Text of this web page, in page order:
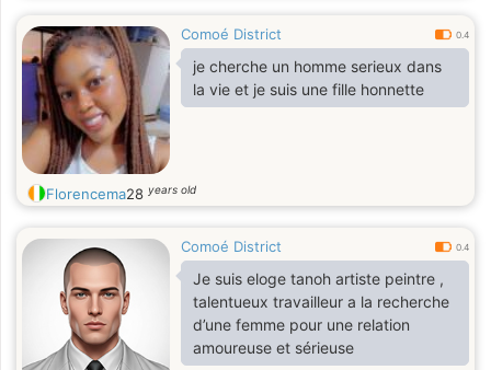
Comoé District 0.4
je cherche un homme serieux dans
la vie et je suis une fille honnette
Florencema28 years old
Comoé District 0.4
Je suis eloge tanoh artiste peintre ,
talentueux travailleur a la recherche
d’une femme pour une relation
amoureuse et sérieuse